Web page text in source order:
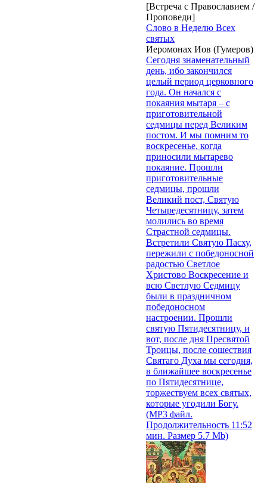
[Встреча с Православием /
Проповеди]
Слово в Неделю Всех
святых
Иеромонах Иов (Гумеров)
Сегодня знаменательный
день, ибо закончился
целый период церковного
года. Он начался с
покаяния мытаря – с
приготовительной
седмицы перед Великим
постом. И мы помним то
воскресенье, когда
приносили мытарево
покаяние. Прошли
приготовительные
седмицы, прошли
Великий пост, Святую
Четыредесятницу, затем
молились во время
Страстной седмицы.
Встретили Святую Пасху,
пережили с победоносной
радостью Светлое
Христово Воскресение и
всю Светлую Седмицу
были в праздничном
победоносном
настроении. Прошли
святую Пятидесятницу, и
вот, после дня Пресвятой
Троицы, после сошествия
Святаго Духа мы сегодня,
в ближайшее воскресенье
по Пятидесятнице,
торжествуем всех святых,
которые угодили Богу.
(MP3 файл.
Продолжительность 11:52
мин. Размер 5.7 Mb)